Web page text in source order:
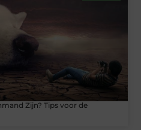
Zijn? Tips voor de